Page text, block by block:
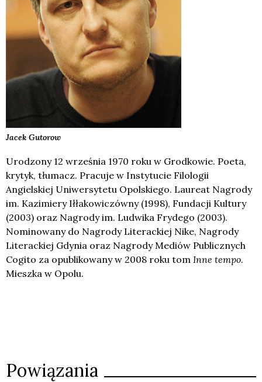
Jacek Gutorow
Urodzony 12 września 1970 roku w Grodkowie. Poeta,
krytyk, tłumacz. Pracuje w Instytucie Filologii
Angielskiej Uniwersytetu Opolskiego. Laureat Nagrody
im. Kazimiery Iłłakowiczówny (1998), Fundacji Kultury
(2003) oraz Nagrody im. Ludwika Frydego (2003).
Nominowany do Nagrody Literackiej Nike, Nagrody
Literackiej Gdynia oraz Nagrody Mediów Publicznych
Cogito za opublikowany w 2008 roku tom Inne tempo.
Mieszka w Opolu.
Powiązania